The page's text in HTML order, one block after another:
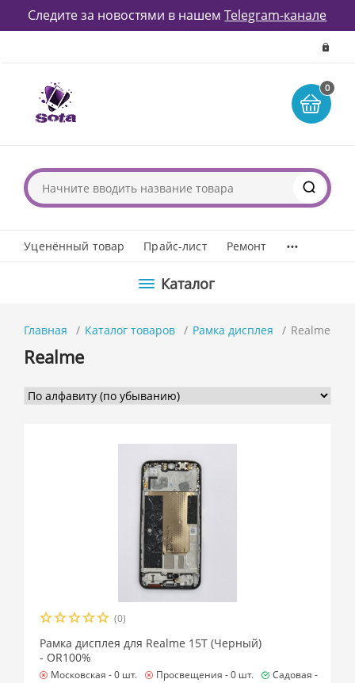
Следите за новостями в нашемTelegram-канале
0
Уценённый товар Прайс-лист Ремонт ...
Каталог
Главная Каталог товаров Рамка дисплея Realme
Realme
(0)
Рамка дисплея для Realme 15T (Черный)
- OR100%
Московская -0 шт. Просвещения -0 шт.
Садовая -